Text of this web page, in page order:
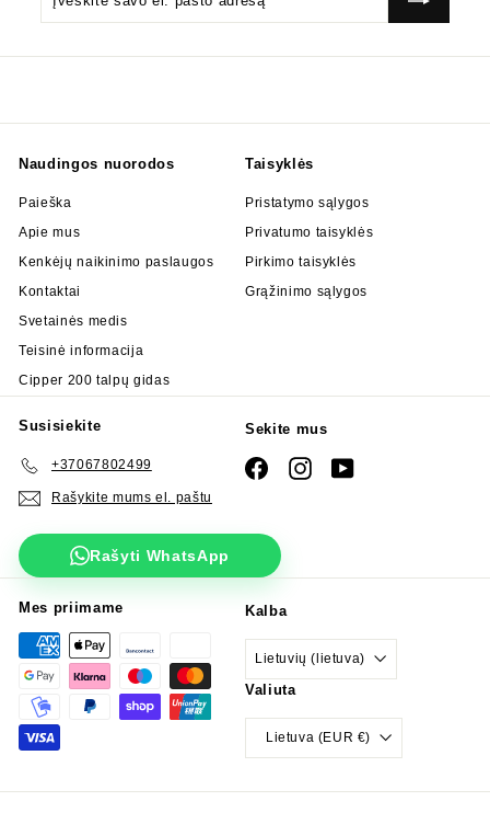
savo
pašto
Naudingos nuorodos
Paieška
Apie mus
Kenkėjų naikinimo paslaugos
Kontaktai
Svetainės medis
Teisinė informacija
Cipper 200 talpų gidas
Taisyklės
Pristatymo sąlygos
Privatumo taisyklės
Pirkimo taisyklės
Grąžinimo sąlygos
Susisiekite
+37067802499
Rašykite mums el. paštu
Sekite mus
FacebookInstagramYouTube
Rašyti WhatsApp
Mes priimame Kalba
Lietuvių (lietuva)
Valiuta
Lietuva (EUR €)